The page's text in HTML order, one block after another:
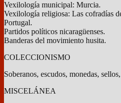
Vexilología municipal: Murcia.
Vexilología religiosa: Las cofradías
Portugal.
Partidos políticos nicaragüenses.
Banderas del movimiento husita.
COLECCIONISMO
Soberanos, escudos, monedas,
MISCELÁNEA